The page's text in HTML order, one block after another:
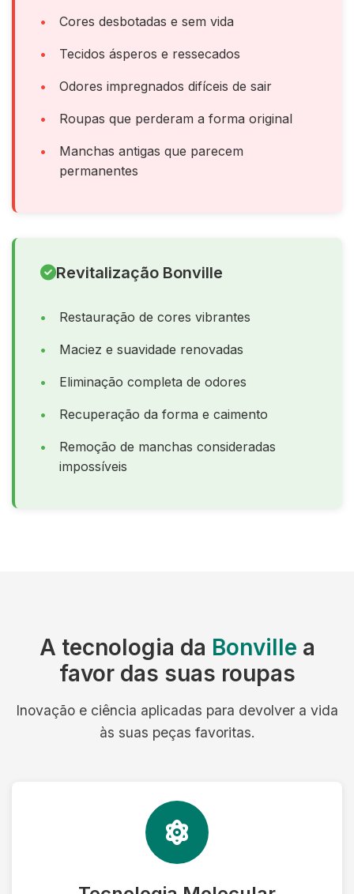
Cores desbotadas e sem vida
Tecidos ásperos e ressecados
Odores impregnados difíceis de sair
Roupas que perderam a forma original
Manchas antigas que parecem
permanentes
Revitalização Bonville
Restauração de cores vibrantes
Maciez e suavidade renovadas
Eliminação completa de odores
Recuperação da forma e caimento
Remoção de manchas consideradas
impossíveis
A tecnologia da Bonville a
favor das suas roupas
Inovação e ciência aplicadas para devolver a vida
às suas peças favoritas.